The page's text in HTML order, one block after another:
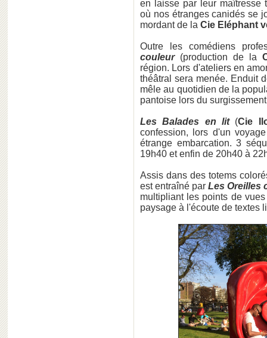
en laisse par leur maîtresse
où nos étranges canidés se
mordant de la Cie Eléphant
Outre les comédiens
couleur(production de la
région. Lors d'ateliers en
théâtral sera menée. Enduit
mêle au quotidien de la
pantoise lors du
Les Balades en lit(Cie
confession, lors d'un
étrange embarcation. 3
19h40 et enfin de 20h40 à
Assis dans des totems
est entraîné par Les Oreilles
multipliant les points de
paysage à l'écoute de textes